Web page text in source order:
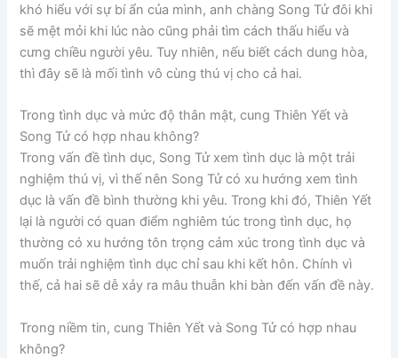
khó hiểu với sự bí ẩn của mình, anh chàng Song Tử đôi khi
sẽ mệt mỏi khi lúc nào cũng phải tìm cách thấu hiểu và
cưng chiều người yêu. Tuy nhiên, nếu biết cách dung hòa,
thì đây sẽ là mối tình vô cùng thú vị cho cả hai.
Trong tình dục và mức độ thân mật, cung Thiên Yết và
Song Tử có hợp nhau không?
Trong vấn đề tình dục, Song Tử xem tình dục là một trải
nghiệm thú vị, vì thế nên Song Tử có xu hướng xem tình
dục là vấn đề bình thường khi yêu. Trong khi đó, Thiên Yết
lại là người có quan điểm nghiêm túc trong tình dục, họ
thường có xu hướng tôn trọng cảm xúc trong tình dục và
muốn trải nghiệm tình dục chỉ sau khi kết hôn. Chính vì
thế, cả hai sẽ dễ xảy ra mâu thuẫn khi bàn đến vấn đề này.
Trong niềm tin, cung Thiên Yết và Song Tử có hợp nhau
không?